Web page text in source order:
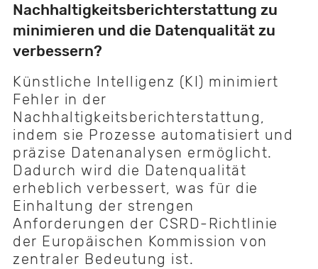
Nachhaltigkeitsberichterstattung zu
minimieren und die Datenqualität zu
verbessern?
Künstliche Intelligenz (KI) minimiert
Fehler in der
Nachhaltigkeitsberichterstattung,
indem sie Prozesse automatisiert und
präzise Datenanalysen ermöglicht.
Dadurch wird die Datenqualität
erheblich verbessert, was für die
Einhaltung der strengen
Anforderungen der CSRD-Richtlinie
der Europäischen Kommission von
zentraler Bedeutung ist.